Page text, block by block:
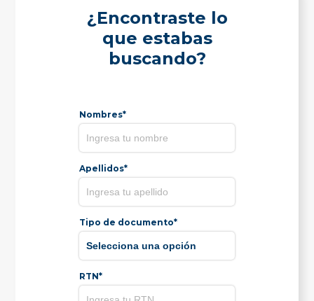
¿Encontraste lo
que estabas
buscando?
Nombres*
Apellidos*
Tipo de documento*
RTN*